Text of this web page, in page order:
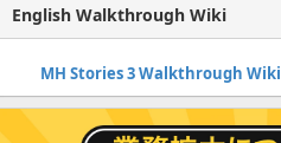
English Walkthrough Wiki
MH Stories 3 Walkthrough Wiki